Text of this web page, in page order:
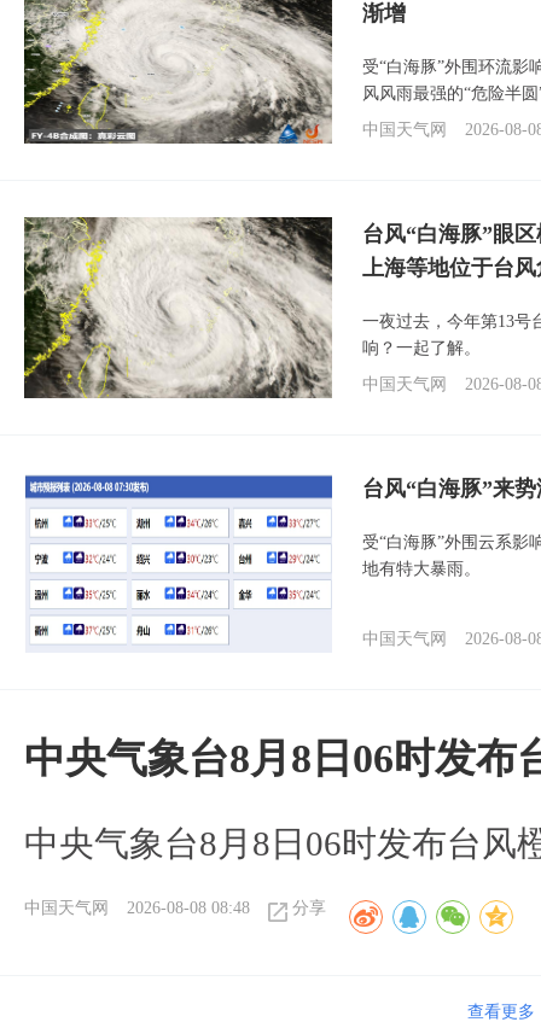
渐增
受“白海豚”外围环流影
风风雨最强的“危险半
中国天气网
2026-08-
台风“白海豚”眼
上海等地位于台
一夜过去，今年第13号
响？一起了解。
中国天气网
2026-08-
台风“白海豚”来
受“白海豚”外围云系影
地有特大暴雨。
中国天气网 2026-08-
中央气象台8月8日06时发布
中央气象台8月8日06时发布台风
中国天气网 2026-08-08 08:48 分享
查看更多